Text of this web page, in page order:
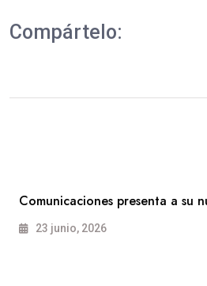
Compártelo:
Comunicaciones presenta a su
23 junio, 2026